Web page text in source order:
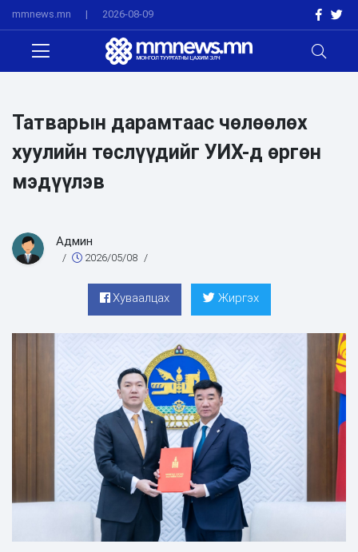
mmnews.mn | 2026-08-09
Татварын дарамтаас чөлөөлөх
хуулийн төслүүдийг УИХ-д өргөн
мэдүүлэв
Админ
/ 2026/05/08 /
Хуваалцах Жиргэх